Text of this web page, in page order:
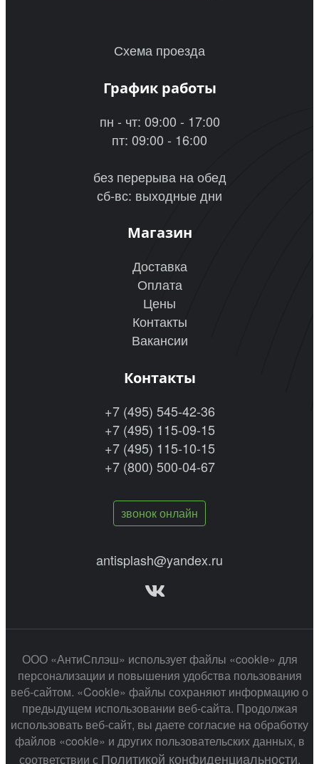
Схема проезда
График работы
пн - чт: 09:00 - 17:00
пт: 09:00 - 16:00
без перерыва на обед
сб-вс: выходные дни
Магазин
Доставка
Оплата
Цены
Контакты
Вакансии
Контакты
+7 (495) 545-42-36
+7 (495) 115-09-15
+7 (495) 115-10-15
+7 (800) 500-04-67
звонок онлайн
antisplash@yandex.ru
ООО «АнтиСплэш» использует файлы «cookie» для
персонализации и повышения удобства пользования
веб-сайтом. «Cookie» файлы сохраняют информацию о
предыдущем использовании веб-сайта. Продолжая
использовать веб-сайт, вы даете согласие на обработку
файлов «cookie» и других пользовательских данных, в
соответствии с Политикой конфиденциальности.